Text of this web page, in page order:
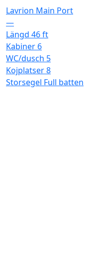
Lavrion Main Port
—
Längd 46 ft
Kabiner 6
WC/dusch 5
Kojplatser8
Storsegel Full batten